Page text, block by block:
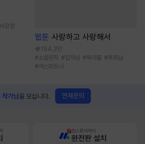
비장함
웹툰 사랑하고 사랑해서
154.3만
#소설원작 #집착남 #육아물 #후회남
#섹스파트너
작가님을 모십니다. 연재문의
원스토어에서
완전판 설치